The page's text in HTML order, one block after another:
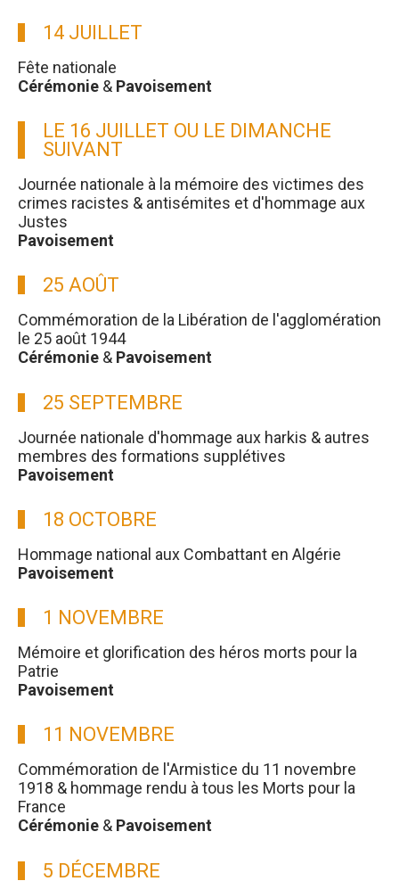
14 JUILLET
Fête nationale
Cérémonie & Pavoisement
LE 16 JUILLET OU LE DIMANCHE
SUIVANT
Journée nationale à la mémoire des victimes des
crimes racistes & antisémites et d'hommage aux
Justes
Pavoisement
25 AOÛT
Commémoration de la Libération de l'agglomération
le 25 août 1944
Cérémonie & Pavoisement
25 SEPTEMBRE
Journée nationale d'hommage aux harkis & autres
membres des formations supplétives
Pavoisement
18 OCTOBRE
Hommage national aux Combattant en Algérie
Pavoisement
1 NOVEMBRE
Mémoire et glorification des héros morts pour la
Patrie
Pavoisement
11 NOVEMBRE
Commémoration de l'Armistice du 11 novembre
1918 & hommage rendu à tous les Morts pour la
France
Cérémonie & Pavoisement
5 DÉCEMBRE